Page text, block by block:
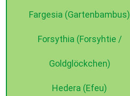
Fargesia (Gartenbambus)
Forsythia (Forsyhtie /
Goldglöckchen)
Hedera (Efeu)